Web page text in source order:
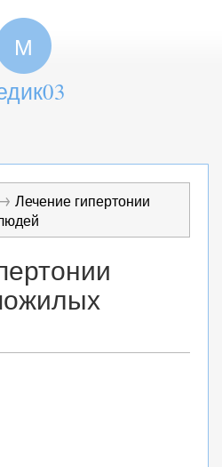
М
Лечение гипертонии